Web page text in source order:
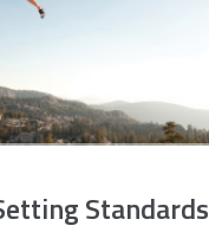
Standards